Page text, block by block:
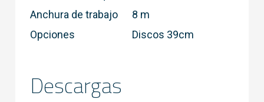
Anchura de trabajo
8 m
Opciones
Discos 39cm
Descargas